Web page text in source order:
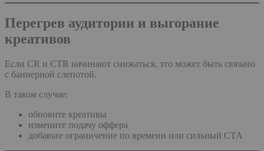
Перегрев аудитории и выгорание
креативов
Если CR и CTR начинают снижаться, это может быть связано
с баннерной слепотой.
В таком случае:
обновите креативы
измените подачу оффера
добавьте ограничение по времени или сильный CTA